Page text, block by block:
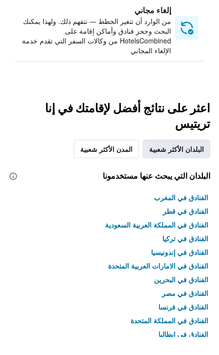
إلغاء مجاني
من الوارد أن تتغير الخطط — نتفهم ذلك. ولهذا يمكنك
البحث وحجز فنادق وأماكن إقامة على
HotelsCombined من وكالات السفر التي تقدم خدمة
الإلغاء المجاني
اعثر على نتائج أفضل لإقامتك في إنا
تريتيس
البلدان الأكثر شعبية المدن الأكثر شعبية
البلدان التي يبحث عنها مستخدمونا
الفنادق في المغرب
الفنادق في قطر
الفنادق في المملكة العربية السعودية
الفنادق في تركيا
الفنادق في إندونيسيا
الفنادق في الامارات العربية المتحدة
الفنادق في البحرين
الفنادق في مصر
الفنادق في فرنسا
الفنادق في المملكة المتحدة
الفنادق في إيطاليا